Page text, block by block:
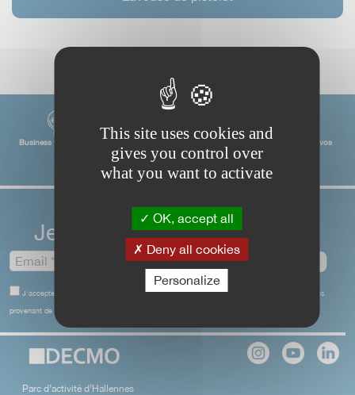
Business to Business Services de qualité
Des réponses à vos
Je m'inscris à la newsletter
J'accepte de donner mon email pour recevoir des offres commerciales, ou des informations
provenant de la société DECMO.
Parc d’activité d’Hallennes
This site uses cookies and
gives you control over
what you want to activate
OK, accept all
Deny all cookies
Personalize